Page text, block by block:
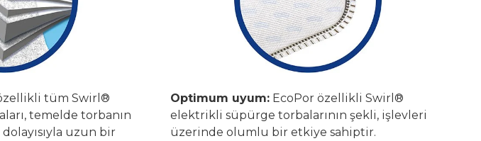
tüm Swirl®
temelde torbanın
dolayısıyla uzun bir
Optimum uyum: EcoPor özellikli Swirl®
elektrikli süpürge torbalarının şekli, işlevleri
üzerinde olumlu bir etkiye sahiptir.